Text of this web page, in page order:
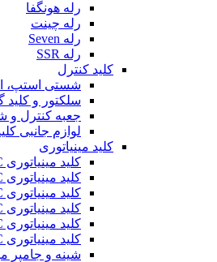
رله هونگفا
رله چینت
رله Seven
رله SSR
کلید کنترل
شستی استپ،
سلکتور و کلید
جعبه کنترل و
لوازم جانبی
کلید مینیاتوری
کلید مینیاتوری AC اشنایدر
کلید مینیاتوری AC هیوندای
کلید مینیاتوری AC چینت CHINT
کلید مینیاتوری AC/DC رعد
کلید مینیاتوری AC برند PNS
کلید مینیاتوری DC
شینه و جامپر